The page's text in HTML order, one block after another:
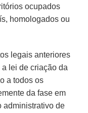
ocupados
homologados ou
legais anteriores
a lei de criação da
a todos os
da fase em
administrativo de